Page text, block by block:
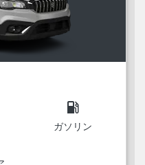
local_gas_station
ガソリン